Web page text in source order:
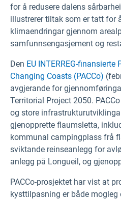
for å redusere dalens
illustrerer tiltak som er tatt for
klimaendringar gjennom
samfunnsengasjement og
Den EU INTERREG-finansierte
Changing Coasts (PACCo)
avgjerande for
Territorial Project 2050.
og store
gjenopprette flaumsletta,
kommunal campingplass frå
sviktande reinseanlegg for
anlegg på Longueil, og
PACCo-prosjektet har vist at
kysttilpasning er både mogleg